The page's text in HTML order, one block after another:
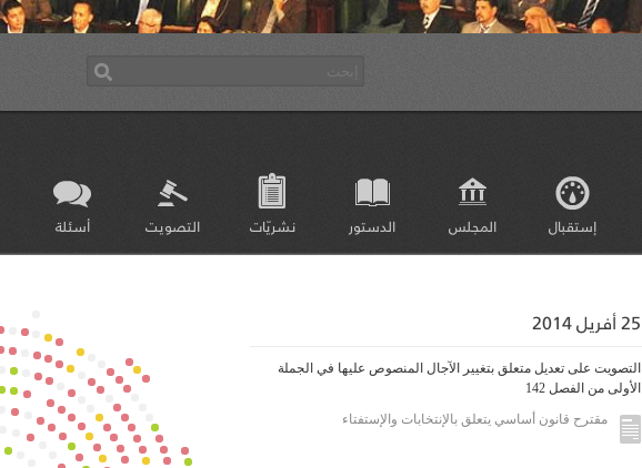
إستقبال المجلس الدستور نشريّات التصويت أسئلة
25 أفريل 2014
التصويت على تعديل متعلق بتغيير الآجال المنصوص عليها في الجملة
الأولى من الفصل 142
مقترح قانون أساسي يتعلق بالإنتخابات والإستفتاء